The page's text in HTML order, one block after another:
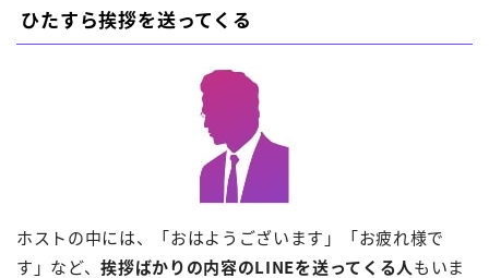
ひたすら挨拶を送ってくる
ホストの中には、「おはようございます」「お疲れ様で
す」など、挨拶ばかりの内容のLINEを送ってくる人もいま